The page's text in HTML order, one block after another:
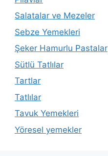
Salatalar ve Mezeler
Sebze Yemekleri
Şeker Hamurlu Pastalar
Sütlü Tatlılar
Tartlar
Tatlılar
Tavuk Yemekleri
Yöresel yemekler